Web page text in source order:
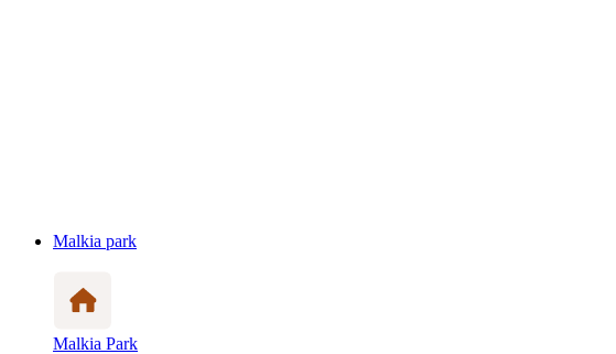
Malkia park
Malkia Park